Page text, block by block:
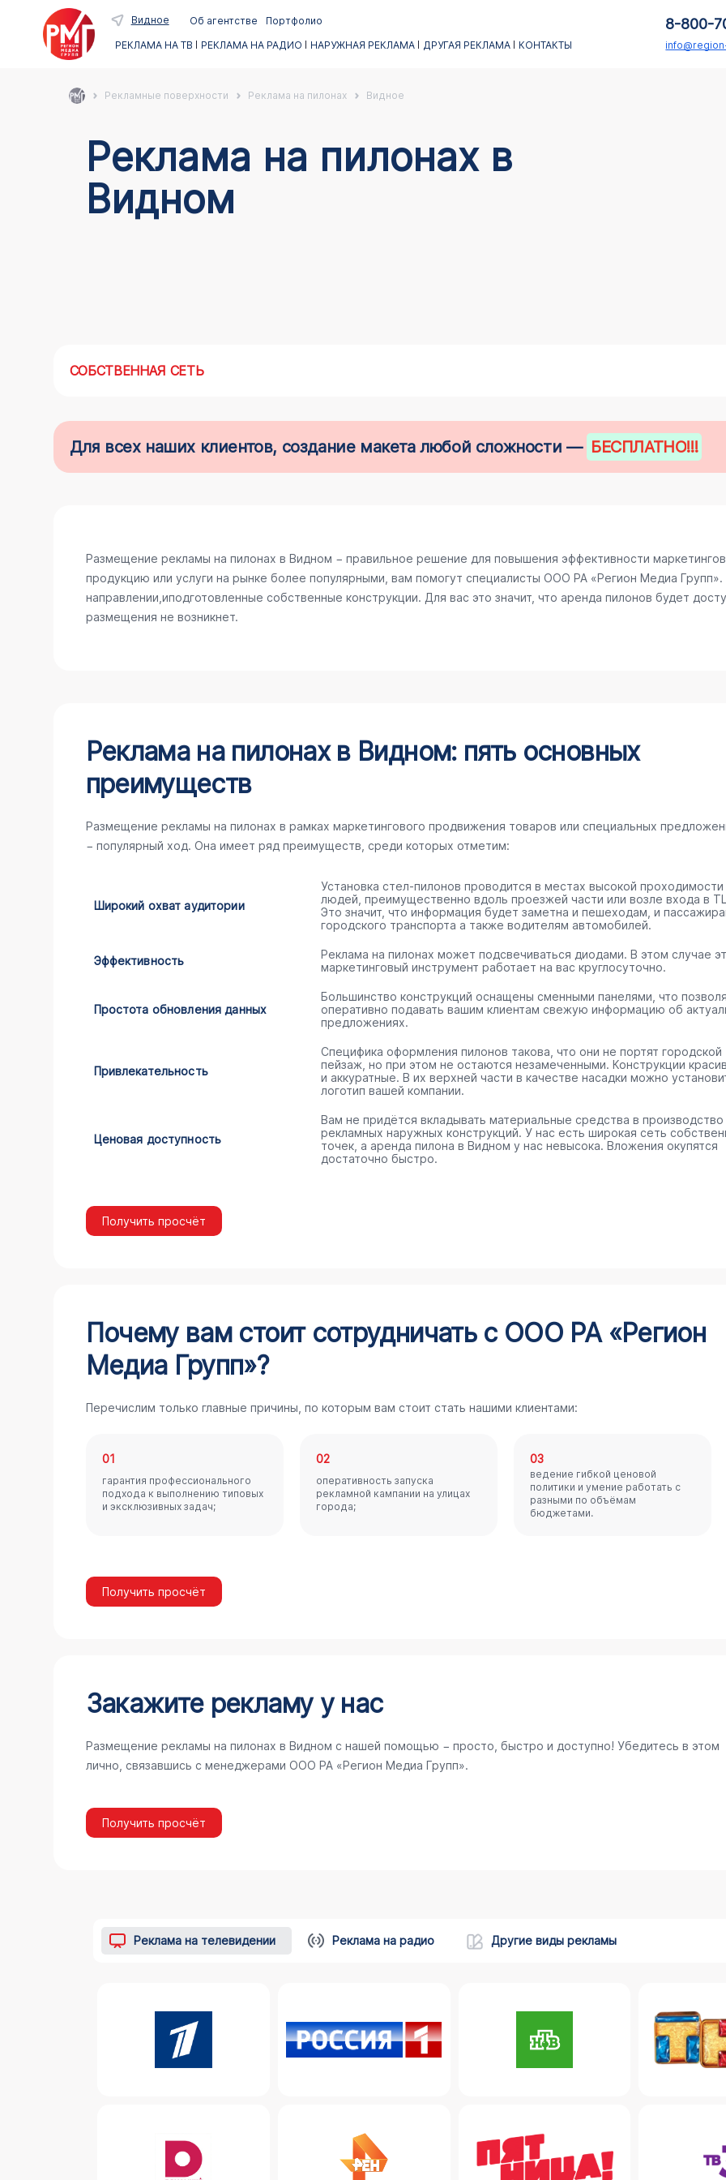
Видное Об агентстве
Портфолио
РЕКЛАМА НА ТВ
РЕКЛАМА НА РАДИО НАРУЖНАЯ РЕКЛАМА ДРУГАЯ РЕКЛАМА КОНТАКТЫ
8-800-
Рекламные поверхности Реклама на пилонах Видное
Реклама на пилонах в
Видном
СОБСТВЕННАЯ СЕТЬ
Для всех наших клиентов, создание макета любой сложности — БЕСПЛАТНО!!!
Размещение рекламы на пилонах в Видном − правильное решение для повышения эффективности
продукцию или услуги на рынке более популярными, вам помогут специалисты ООО РА «Регион Медиа
направлении,иподготовленные собственные конструкции. Для вас это значит, что аренда пилонов будет
размещения не возникнет.
Реклама на пилонах в Видном: пять основных
преимуществ
Размещение рекламы на пилонах в рамках маркетингового продвижения товаров или специальных
− популярный ход. Она имеет ряд преимуществ, среди которых отметим:
Широкий охват аудитории
Установка стел-пилонов проводится в местах высокой проходимости
людей, преимущественно вдоль проезжей части или возле входа в
Это значит, что информация будет заметна и пешеходам, и
городского транспорта а также водителям автомобилей.
Эффективность
Реклама на пилонах может подсвечиваться диодами. В этом случае
маркетинговый инструмент работает на вас круглосуточно.
Простота обновления данных
Большинство конструкций оснащены сменными панелями, что
оперативно подавать вашим клиентам свежую информацию об
предложениях.
Привлекательность
Специфика оформления пилонов такова, что они не портят городской
пейзаж, но при этом не остаются незамеченными. Конструкции
и аккуратные. В их верхней части в качестве насадки можно
логотип вашей компании.
Ценовая доступность
Вам не придётся вкладывать материальные средства в производство
рекламных наружных конструкций. У нас есть широкая сеть
точек, а аренда пилона в Видном у нас невысока. Вложения окупятся
достаточно быстро.
Получить просчёт
Почему вам стоит сотрудничать с ООО РА «Регион
Медиа Групп»?
Перечислим только главные причины, по которым вам стоит стать нашими клиентами:
01
гарантия профессионального
подхода к выполнению типовых
и эксклюзивных задач;
02
оперативность запуска
рекламной кампании на улицах
города;
03
ведение гибкой ценовой
политики и умение работать с
разными по объёмам
бюджетами.
Получить просчёт
Закажите рекламу у нас
Размещение рекламы на пилонах в Видном с нашей помощью − просто, быстро и доступно! Убедитесь в этом
лично, связавшись с менеджерами ООО РА «Регион Медиа Групп».
Получить просчёт
Реклама на телевидении Реклама на радио Другие виды рекламы